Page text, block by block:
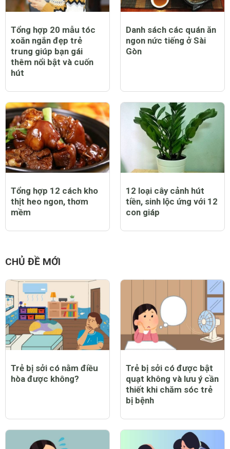
Tổng hợp 20 mẫu tóc
xoăn ngắn đẹp trẻ
trung giúp bạn gái
thêm nổi bật và cuốn
hút
Danh sách các quán ăn
ngon nức tiếng ở Sài
Gòn
Tổng hợp 12 cách kho
thịt heo ngon, thơm
mềm
12 loại cây cảnh hút
tiền, sinh lộc ứng với 12
con giáp
CHỦ ĐỀ MỚI
Trẻ bị sởi có nằm điều
hòa được không?
Trẻ bị sởi có được bật
quạt không và lưu ý cần
thiết khi chăm sóc trẻ
bị bệnh